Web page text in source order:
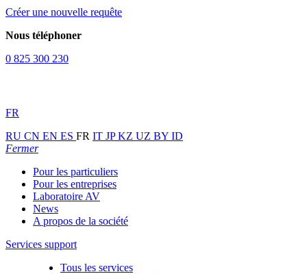
Créer une nouvelle requête
Nous téléphoner
0 825 300 230
FR
RU CN EN ES FR IT JPKZ UZ BY ID
Fermer
Pour les particuliers
Pour les entreprises
Laboratoire AV
News
A propos de la société
Services support
Tous les services